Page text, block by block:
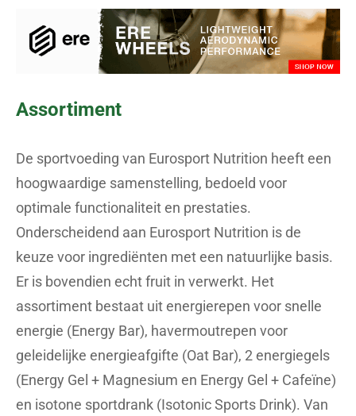
Assortiment
De sportvoeding van Eurosport Nutrition heeft een
hoogwaardige samenstelling, bedoeld voor
optimale functionaliteit en prestaties.
Onderscheidend aan Eurosport Nutrition is de
keuze voor ingrediënten met een natuurlijke basis.
Er is bovendien echt fruit in verwerkt. Het
assortiment bestaat uit energierepen voor snelle
energie (Energy Bar), havermoutrepen voor
geleidelijke energieafgifte (Oat Bar), 2 energiegels
(Energy Gel + Magnesium en Energy Gel + Cafeïne)
en isotone sportdrank (Isotonic Sports Drink). Van